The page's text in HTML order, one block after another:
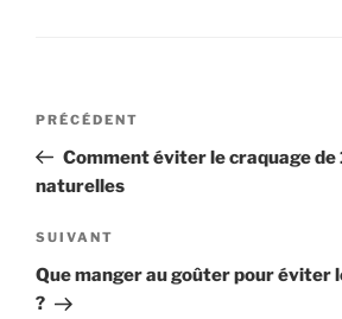
Navigation
l’article
Article
précédent
PRÉCÉDENT
Comment éviter le craquage de
naturelles
Article
suivant
SUIVANT
Que manger au goûter pour éviter
?